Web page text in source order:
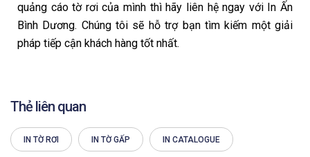
quảng cáo tờ rơi của mình thì hãy liên hệ ngay với In Ấn
Bình Dương. Chúng tôi sẽ hỗ trợ bạn tìm kiếm một giải
pháp tiếp cận khách hàng tốt nhất.
Thẻ liên quan
IN TỜ RƠI IN TỜ GẤP IN CATALOGUE